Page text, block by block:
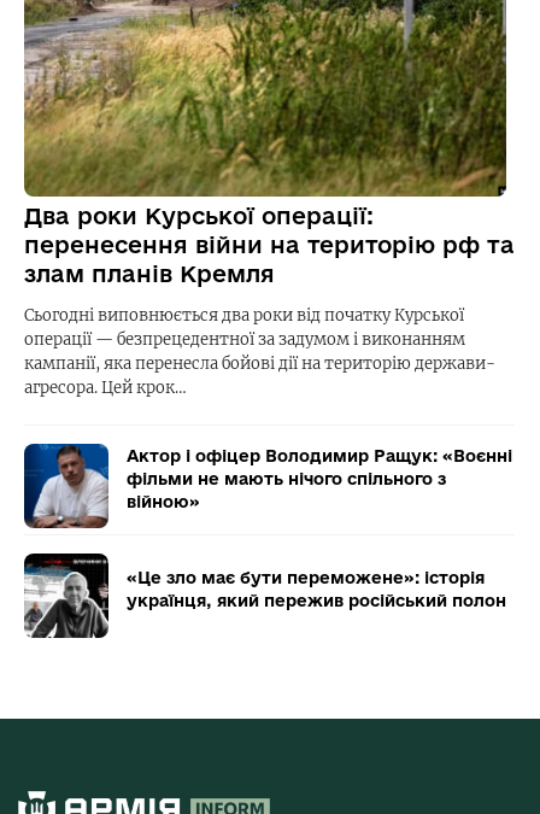
Два роки Курської операції:
перенесення війни на територію рф та
злам планів Кремля
Сьогодні виповнюється два роки від початку Курської
операції — безпрецедентної за задумом і виконанням
кампанії, яка перенесла бойові дії на територію держави-
агресора. Цей крок…
Актор і офіцер Володимир Ращук: «Воєнні
фільми не мають нічого спільного з
війною»
«Це зло має бути переможене»: історія
українця, який пережив російський полон